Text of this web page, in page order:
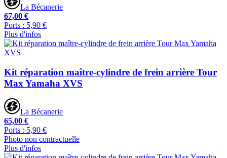
La Bécanerie
67,00 €
Ports : 5,90 €
Plus d'infos
Kit réparation maître-cylindre de frein arrière Tour
Max Yamaha XVS
La Bécanerie
65,00 €
Ports : 5,90 €
Photo non contractuelle
Plus d'infos